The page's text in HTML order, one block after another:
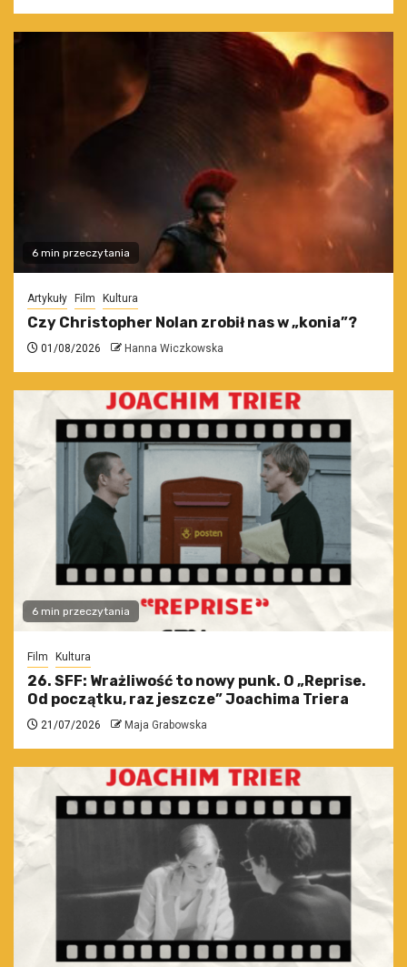
6 min przeczytania
Artykuły Film Kultura
Czy Christopher Nolan zrobił nas w „konia”?
01/08/2026 Hanna Wiczkowska
6 min przeczytania
Film Kultura
26. SFF: Wrażliwość to nowy punk. O „Reprise.
Od początku, raz jeszcze” Joachima Triera
21/07/2026 Maja Grabowska